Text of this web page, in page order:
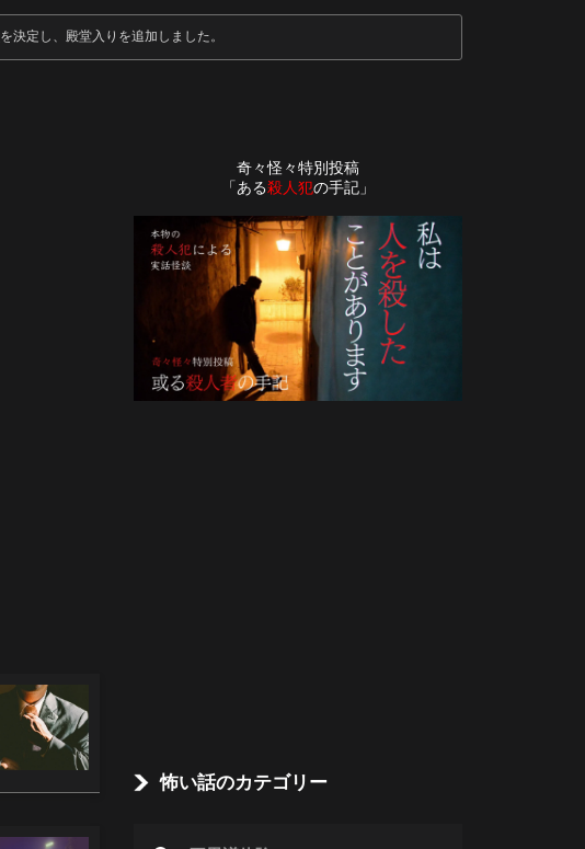
を決定し、殿堂入りを追加しました。
奇々怪々特別投稿
「ある殺人犯の手記」
怖い話のカテゴリー